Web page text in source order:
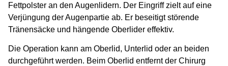
Fettpolster an den Augenlidern. Der Eingriff zielt auf eine
Verjüngung der Augenpartie ab. Er beseitigt störende
Tränensäcke und hängende Oberlider effektiv.
Die Operation kann am Oberlid, Unterlid oder an beiden
durchgeführt werden. Beim Oberlid entfernt der Chirurg